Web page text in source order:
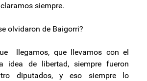
siempre.
olvidaron de Baigorri?
llegamos, que llevamos con el
idea de libertad, siempre fueron
diputados, y eso siempre lo